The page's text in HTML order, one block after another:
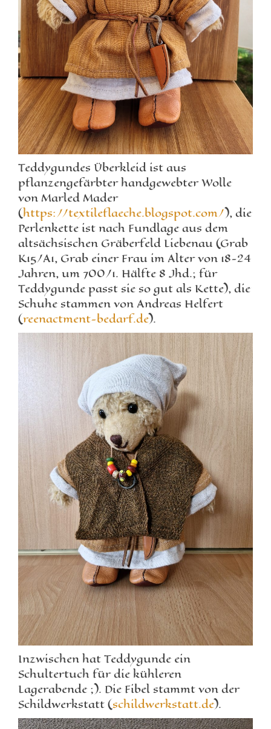
Teddygundes Überkleid ist aus
pflanzengefärbter handgewebter Wolle
von Marled Mader
(https://textileflaeche.blogspot.com/), die
Perlenkette ist nach Fundlage aus dem
altsächsischen Gräberfeld Liebenau (Grab
K15/A1, Grab einer Frau im Alter von 18-24
Jahren, um 700/1. Hälfte 8 Jhd.; für
Teddygunde passt sie so gut als Kette), die
Schuhe stammen von Andreas Helfert
(reenactment-bedarf.de).
Inzwischen hat Teddygunde ein
Schultertuch für die kühleren
Lagerabende ;). Die Fibel stammt von der
Schildwerkstatt (schildwerkstatt.de).